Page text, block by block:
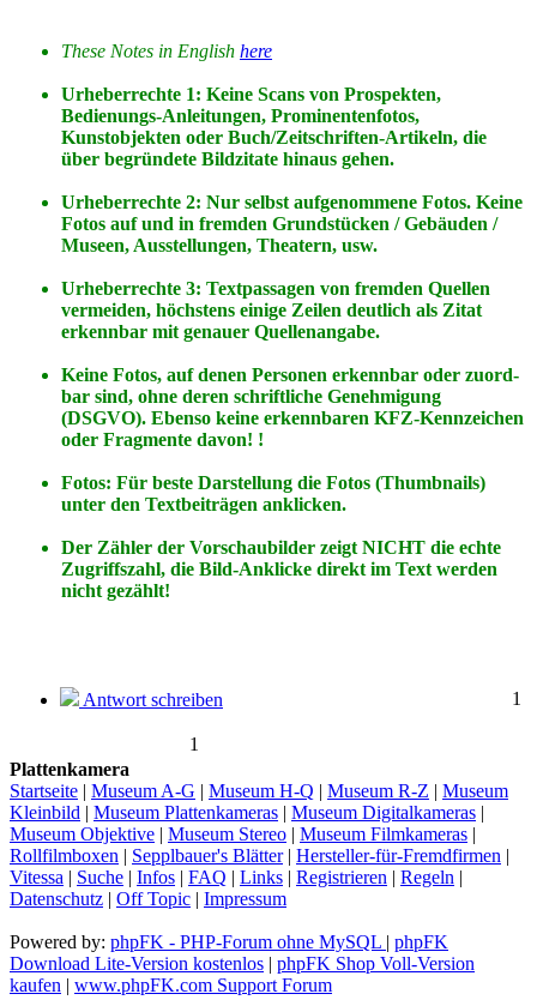
These Notes in English here
Urheberrechte 1: Keine Scans von Prospekten,
Bedienungs-Anleitungen, Prominentenfotos,
Kunstobjekten oder Buch/Zeitschriften-Artikeln, die
über begründete Bildzitate hinaus gehen.
Urheberrechte 2: Nur selbst aufgenommene Fotos. Keine
Fotos aufund in fremden Grundstücken / Gebäuden /
Museen, Ausstellungen, Theatern, usw.
Urheberrechte 3: Textpassagen von fremden Quellen
vermeiden, höchstens einige Zeilen deutlich als Zitat
erkennbar mit genauer Quellenangabe.
Keine Fotos, auf denen Personen erkennbar oder zuord-
bar sind, ohne deren schriftliche Genehmigung
(DSGVO). Ebenso keine erkennbaren KFZ-Kennzeichen
oder Fragmente davon! !
Fotos: Für beste Darstellung die Fotos (Thumbnails)
unter den Textbeiträgen anklicken.
Der Zähler der Vorschaubilder zeigt NICHT die echte
Zugriffszahl, die Bild-Anklicke direkt im Text werden
nicht gezählt!
Antwort schreiben 1
1
Plattenkamera
Startseite | Museum A-G | Museum H-Q | Museum R-Z | Museum
Kleinbild | Museum Plattenkameras | Museum Digitalkameras |
Museum Objektive | Museum Stereo | Museum Filmkameras |
Rollfilmboxen | Sepplbauer's Blätter| Hersteller-für-Fremdfirmen |
Vitessa | Suche | Infos | FAQ | Links | Registrieren | Regeln |
Datenschutz | Off Topic | Impressum
Powered by: phpFK - PHP-Forum ohne MySQL | phpFK
Download Lite-Version kostenlos | phpFK Shop Voll-Version
kaufen | www.phpFK.com Support Forum